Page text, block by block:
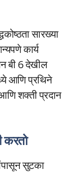
सारख्या
कार्य
बी 6 देखील
आणि प्रथिने
शक्ती प्रदान
करतो
सुटका